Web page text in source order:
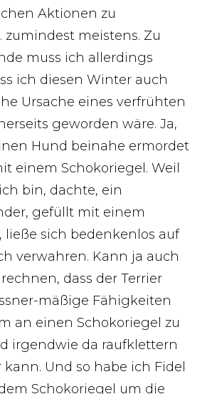
Aktionen zu
zumindest meistens. Zu
muss ich allerdings
ich diesen Winter auch
Ursache eines verfrühten
geworden wäre. Ja,
Hund beinahe ermordet
einem Schokoriegel. Weil
bin, dachte, ein
gefüllt mit einem
ließe sich bedenkenlos auf
verwahren. Kann ja auch
dass der Terrier
mäßige Fähigkeiten
an einen Schokoriegel zu
irgendwie da raufklettern
kann. Und so habe ich Fidel
Schokoriegel um die